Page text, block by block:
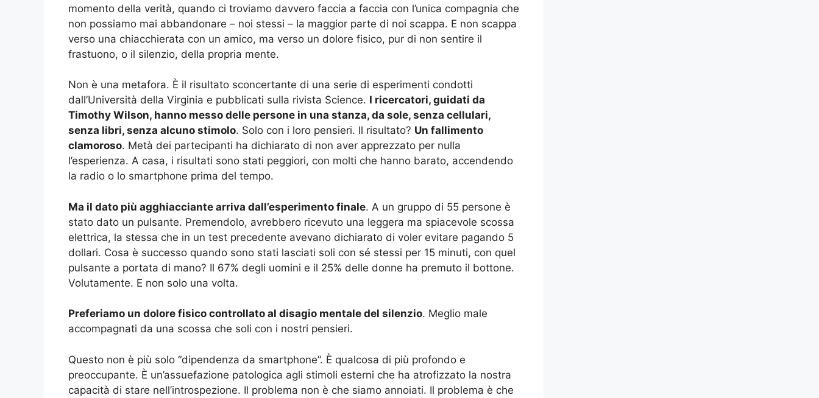
momento della verità, quando ci troviamo davvero faccia a faccia con l’unica compagnia che
non possiamo mai abbandonare – noi stessi – la maggior parte di noi scappa. E non scappa
verso una chiacchierata con un amico, ma verso un dolore fisico, pur di non sentire il
frastuono, o il silenzio, della propria mente.
Non è una metafora. È il risultato sconcertante di una serie di esperimenti condotti
dall’Università della Virginia e pubblicati sulla rivista Science. I ricercatori, guidati da
Timothy Wilson, hanno messo delle persone in una stanza, da sole, senza cellulari,
senza libri, senza alcuno stimolo. Solo con i loro pensieri. Il risultato? Un fallimento
clamoroso. Metà dei partecipanti ha dichiarato di non aver apprezzato per nulla
l’esperienza. A casa, i risultati sono stati peggiori, con molti che hanno barato, accendendo
la radio o lo smartphone prima del tempo.
Ma il dato più agghiacciante arriva dall’esperimento finale. A un gruppo di 55 persone è
stato dato un pulsante. Premendolo, avrebbero ricevuto una leggera ma spiacevole scossa
elettrica, la stessa che in un test precedente avevano dichiarato di voler evitare pagando 5
dollari. Cosa è successo quando sono stati lasciati soli con sé stessi per 15 minuti, con quel
pulsante a portata di mano? Il 67% degli uomini e il 25% delle donne ha premuto il bottone.
Volutamente. E non solo una volta.
Preferiamo un dolore fisico controllato al disagio mentale del silenzio. Meglio male
accompagnati da una scossa che soli con i nostri pensieri.
Questo non è più solo “dipendenza da smartphone”. È qualcosa di più profondo e
preoccupante. È un’assuefazione patologica agli stimoli esterni che ha atrofizzato la nostra
capacità di stare nell’introspezione. Il problema non è che siamo annoiati. Il problema è che